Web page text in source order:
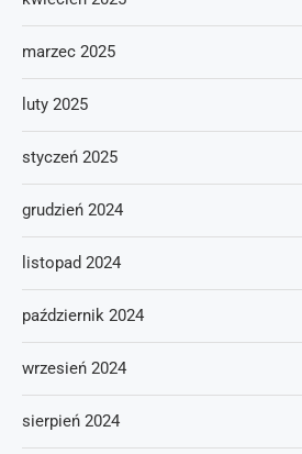
marzec 2025
luty 2025
styczeń 2025
grudzień 2024
listopad 2024
październik 2024
wrzesień 2024
sierpień 2024